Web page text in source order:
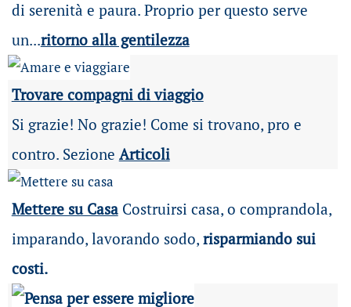
di serenità e paura. Proprio per questo serve
un...ritorno alla gentilezza
Trovare compagni di viaggio
Si grazie! No grazie! Come si trovano, pro e
contro. Sezione Articoli
Mettere su Casa Costruirsi casa, o comprandola,
imparando, lavorando sodo, risparmiando sui
costi.